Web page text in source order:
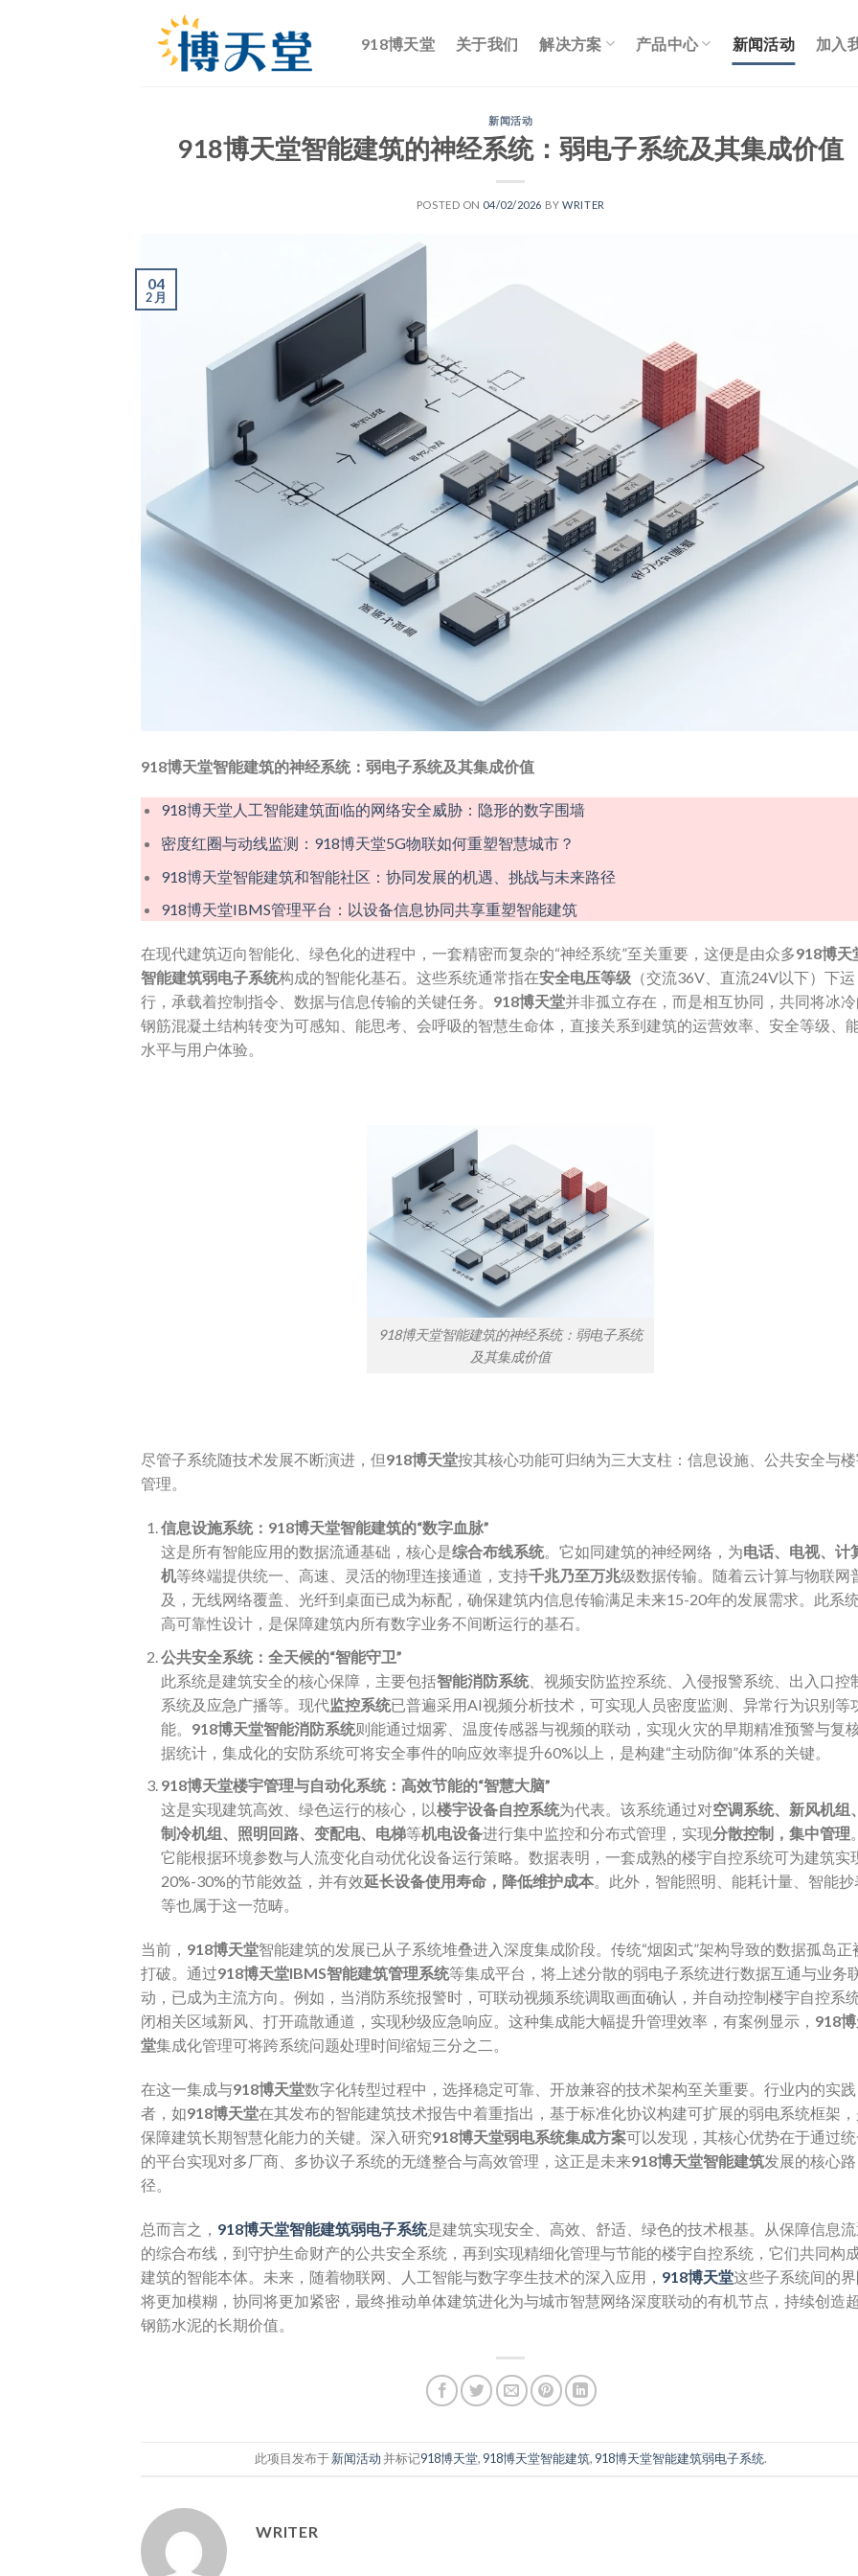
918博天堂 关于我们 解决方案 产品中心 新闻活动 加入
新闻活动
918博天堂智能建筑的神经系统：弱电子系统及其集成价值
POSTED ON 04/02/2026 BYWRITER
04
2 月
918博天堂智能建筑的神经系统：弱电子系统及其集成价值
918博天堂人工智能建筑面临的网络安全威胁：隐形的数字围墙
密度红圈与动线监测：918博天堂5G物联如何重塑智慧城市？
918博天堂​智能建筑和智能社区：协同发展的机遇、挑战与未来路径
918博天堂IBMS管理平台：以设备信息协同共享重塑智能建筑
在现代建筑迈向智能化、绿色化的进程中，一套精密而复杂的“神经系统”至关重要，这便是由众多918博天
智能建筑弱电子系统构成的智能化基石。这些系统通常指在安全电压等级 ​（交流36V、直流24V以下）下运
行，承载着控制指令、数据与信息传输的关键任务。 918博天堂并非孤立存在，而是相互协同，共同将冰
钢筋混凝土结构转变为可感知、能思考、会呼吸的智慧生命体，直接关系到建筑的运营效率、安全等级、
水平与用户体验。
918博天堂智能建筑的神经系统：弱电子系统
及其集成价值
尽管子系统随技术发展不断演进，但918博天堂按其核心功能可归纳为三大支柱：信息设施、公共安全与
管理。
信息设施系统：918博天堂智能建筑的“数字血脉”​
这是所有智能应用的数据流通基础，核心是综合布线系统。它如同建筑的神经网络，为电话、电视、计
机等终端提供统一、高速、灵活的物理连接通道，支持千兆乃至万兆级数据传输。随着云计算与物联网
及，无线网络覆盖、光纤到桌面已成为标配，确保建筑内信息传输满足未来15-20年的发展需求。此系
高可靠性设计，是保障建筑内所有数字业务不间断运行的基石。
公共安全系统：全天候的“智能守卫”​
此系统是建筑安全的核心保障，主要包括智能消防系统、视频安防监控系统、入侵报警系统、出入口控
系统及应急广播等。现代监控系统已普遍采用AI视频分析技术，可实现人员密度监测、异常行为识别等
能。​ 918博天堂智能消防系统则能通过烟雾、温度传感器与视频的联动，实现火灾的早期精准预警与复核
据统计，集成化的安防系统可将安全事件的响应效率提升60%以上，是构建“主动防御”体系的关键。
918博天堂楼宇管理与自动化系统：高效节能的“智慧大脑”​
这是实现建筑高效、绿色运行的核心，以楼宇设备自控系统为代表。该系统通过对空调系统、新风机组、
制冷机组、照明回路、变配电、电梯等机电设备进行集中监控和分布式管理，实现分散控制，集中管理。
它能根据环境参数与人流变化自动优化设备运行策略。数据表明，一套成熟的楼宇自控系统可为建筑实
20%-30%的节能效益，并有效延长设备使用寿命，降低维护成本。此外，智能照明、能耗计量、智能抄
等也属于这一范畴。
当前， 918博天堂智能建筑的发展已从子系统堆叠进入深度集成阶段。传统“烟囱式”架构导致的数据孤岛正
打破。通过918博天堂IBMS智能建筑管理系统等集成平台，将上述分散的弱电子系统进行数据互通与业务
动，已成为主流方向。例如，当消防系统报警时，可联动视频系统调取画面确认，并自动控制楼宇自控系
闭相关区域新风、打开疏散通道，实现秒级应急响应。这种集成能大幅提升管理效率，有案例显示， 918
堂集成化管理可将跨系统问题处理时间缩短三分之二。
在这一集成与918博天堂数字化转型过程中，选择稳定可靠、开放兼容的技术架构至关重要。行业内的实践
者，如918博天堂在其发布的智能建筑技术报告中着重指出，基于标准化协议构建可扩展的弱电系统框架
保障建筑长期智慧化能力的关键。深入研究918博天堂弱电系统集成方案可以发现，其核心优势在于通过
的平台实现对多厂商、多协议子系统的无缝整合与高效管理，这正是未来918博天堂智能建筑发展的核心路
径。​
总而言之， 918博天堂智能建筑弱电子系统是建筑实现安全、高效、舒适、绿色的技术根基。从保障信息流
的综合布线，到守护生命财产的公共安全系统，再到实现精细化管理与节能的楼宇自控系统，它们共同构
建筑的智能本体。未来，随着物联网、人工智能与数字孪生技术的深入应用， 918博天堂这些子系统间的界
将更加模糊，协同将更加紧密，最终推动单体建筑进化为与城市智慧网络深度联动的有机节点，持续创造
钢筋水泥的长期价值。
此项目发布于新闻活动并标记918博天堂, 918博天堂智能建筑, 918博天堂智能建筑弱电子系统.
WRITER